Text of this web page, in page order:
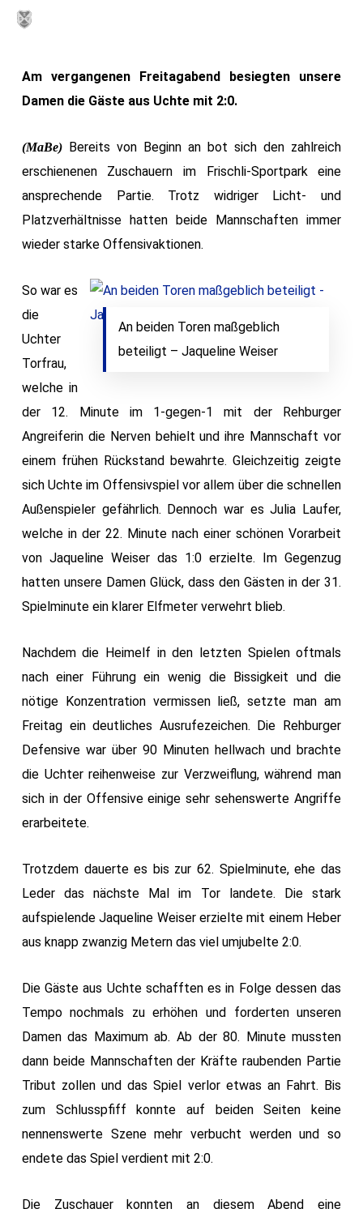
Skip
contentAm vergangenen Freitagabend besiegten unsere
Damen die Gäste aus Uchte mit 2:0.
(MaBe) Bereits von Beginn an bot sich den zahlreich
erschienenen Zuschauern im Frischli-Sportpark eine
ansprechende Partie. Trotz widriger Licht- und
Platzverhältnisse hatten beide Mannschaften immer
wieder starke Offensivaktionen.
An beiden Toren maßgeblich
beteiligt – Jaqueline Weiser
So war es
die
Uchter
Torfrau,
welche in
der 12. Minute im 1-gegen-1 mit der Rehburger
Angreiferin die Nerven behielt und ihre Mannschaft vor
einem frühen Rückstand bewahrte. Gleichzeitig zeigte
sich Uchte im Offensivspiel vor allem über die schnellen
Außenspieler gefährlich. Dennoch war es Julia Laufer,
welche in der 22. Minute nach einer schönen Vorarbeit
von Jaqueline Weiser das 1:0 erzielte. Im Gegenzug
hatten unsere Damen Glück, dass den Gästen in der 31.
Spielminute ein klarer Elfmeter verwehrt blieb.
Nachdem die Heimelf in den letzten Spielen oftmals
nach einer Führung ein wenig die Bissigkeit und die
nötige Konzentration vermissen ließ, setzte man am
Freitag ein deutliches Ausrufezeichen. Die Rehburger
Defensive war über 90 Minuten hellwach und brachte
die Uchter reihenweise zur Verzweiflung, während man
sich in der Offensive einige sehr sehenswerte Angriffe
erarbeitete.
Trotzdem dauerte es bis zur 62. Spielminute, ehe das
Leder das nächste Mal im Tor landete. Die stark
aufspielende Jaqueline Weiser erzielte mit einem Heber
aus knapp zwanzig Metern das viel umjubelte 2:0.
Die Gäste aus Uchte schafften es in Folge dessen das
Tempo nochmals zu erhöhen und forderten unseren
Damen das Maximum ab. Ab der 80. Minute mussten
dann beide Mannschaften der Kräfte raubenden Partie
Tribut zollen und das Spiel verlor etwas an Fahrt. Bis
zum Schlusspfiff konnte auf beiden Seiten keine
nennenswerte Szene mehr verbucht werden und so
endete das Spiel verdient mit 2:0.
Die Zuschauer konnten an diesem Abend eine